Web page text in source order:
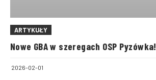
ARTYKUŁY
Nowe GBA w szeregach OSP Pyzówka!
2026-02-01